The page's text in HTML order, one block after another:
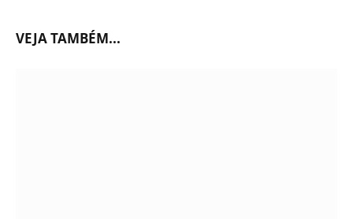
VEJA TAMBÉM...